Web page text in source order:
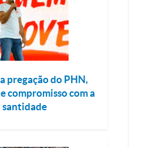
pregação do PHN,
compromisso com a
santidade